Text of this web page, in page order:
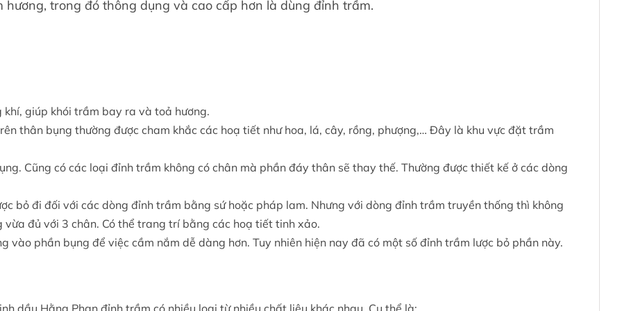
hương, trong đó thông dụng và cao cấp hơn là dùng đỉnh trầm.
giúp khói trầm bay ra và toả hương.
thân bụng thường được cham khắc các hoạ tiết như hoa, lá, cây, rồng, phượng,… Đây là khu vực đặt trầm
Cũng có các loại đỉnh trầm không có chân mà phần đáy thân sẽ thay thế. Thường được thiết kế ở các dòng
bỏ đi đối với các dòng đỉnh trầm bằng sứ hoặc pháp lam. Nhưng với dòng đỉnh trầm truyền thống thì không
đủ với 3 chân. Có thể trang trí bằng các hoạ tiết tinh xảo.
vào phần bụng để việc cầm nắm dễ dàng hơn. Tuy nhiên hiện nay đã có một số đỉnh trầm lược bỏ phần này.
dầu Hằng Phan đỉnh trầm có nhiều loại từ nhiều chất liệu khác nhau. Cụ thể là: